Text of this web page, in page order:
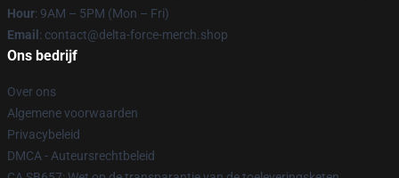
Hour: 9AM – 5PM (Mon – Fri)
Email : contact@delta-force-merch.shop
Ons bedrijf
Over ons
Algemene voorwaarden
Privacybeleid
DMCA - Auteursrechtbeleid